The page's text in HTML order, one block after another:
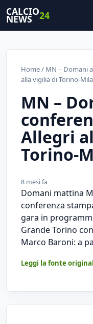
CALCIO
NEWS 24
Home/ MN – Domani
alla vigilia di Torino-
MN –
Allegri
Torino-
8 mesi fa
Domani mattina
conferenza
gara in
Grande Torino
Marco Baroni: a
Leggi la fonte